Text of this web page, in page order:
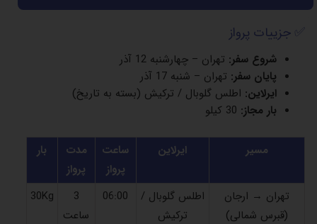
✅ جزییات پرواز
شروع سفر: تهران – چهارشنبه 12 آذر
پایان سفر: تهران – شنبه 17 آذر
ایرلاین: اطلس گلوبال / ترکیش (بسته به تاریخ)
بار مجاز:
مسیر ایرلاین
ساعت
پرواز
مدت
پرواز
بار
تهران → ارجان
(قبرس شمالی)
اطلس گلوبال /
ترکیش
06:00
3
ساعت
30Kg